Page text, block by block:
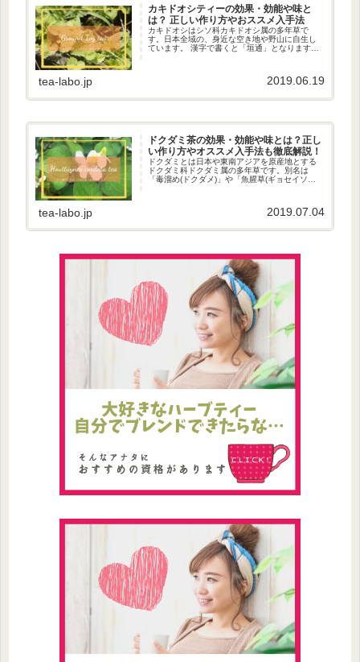
カキドオシティーの効果・効能や味と
は？ 正しい作り方やおススメ入手法
カキドオシはシソ科カキドオシ属の多年草で
す。日本全域の、身近な空き地や野山に自生し
ています。 漢字で書くと「垣通」となります。
ました。 葉は丸っこく、薄紫色...
tea-labo.jp 2019.06.19
ドクダミ茶の効果・効能や味とは？正し
い作り方やオススメ入手法も徹底解説！
ドクダミとは日本や東南アジアを原産地とする
ドクダミ科ドクダミ属の多年草です。別名は
「毒溜め(ドクダメ)」や「魚腥草(ギョセイソ
tea-labo.jp 2019.07.04